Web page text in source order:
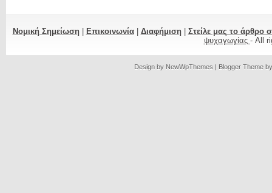
Νομική Σημείωση| Επικοινωνία| Διαφήμιση| Στείλε μας το άρθρο
ψυχαγωγίας - All
Design by NewWpThemes | Blogger Theme